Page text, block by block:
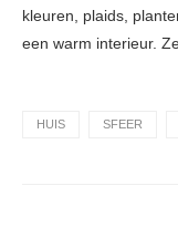
kleuren, plaids,
een warm interieur.
HUIS SFEER